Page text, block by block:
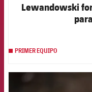
Lewandowski
PRIMER EQUIPO